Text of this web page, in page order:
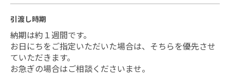
引渡し時期
納期は約１週間です。
お日にちをご指定いただいた場合は、そちらを優先させ
ていただきます。
お急ぎの場合はご相談くださいませ。